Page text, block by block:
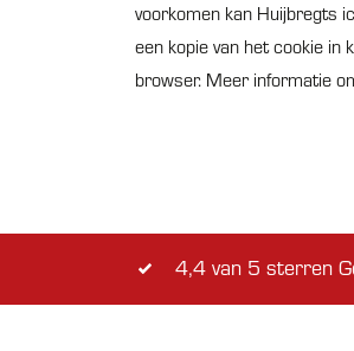
voorkomen kan Huijbregts
een kopie van het cookie in
browser. Meer informatie
4,4 van 5 sterren